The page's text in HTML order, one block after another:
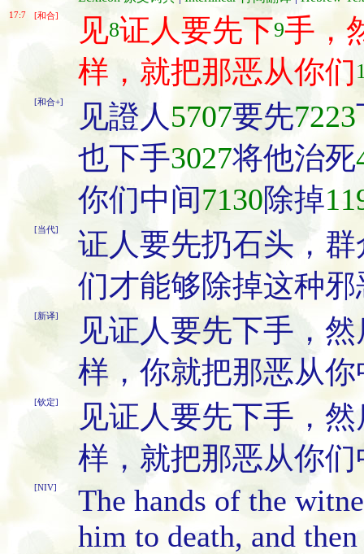
17:7 [和合] 见8证人要先下9手，
样，就把那恶从你们
[和合+] 见證人 5707要先7223
也下手3027将他治死
你们中间7130除掉
[当代]
证人要先扔石头，
们才能够除掉这种邪
[新译]
见证人要先下手，
样，你就把那恶从
[钦定]
见证人要先下手，
样，就把那恶从你
[NIV]
The hands of the
him to death, and